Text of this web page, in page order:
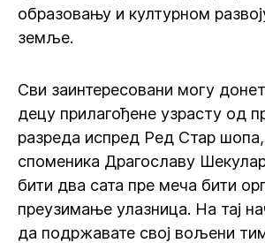
образовању и културном
земље.
Сви заинтересовани могу
децу прилагођене узрасту од
разреда испред Ред Стар
споменика Драгославу
бити два сата пре меча бити
преузимање улазница. На тај
да подржавате свој вољени